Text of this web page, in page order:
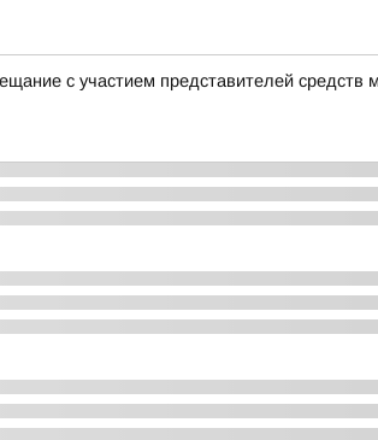
с участием представителей